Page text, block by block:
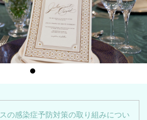
の感染症予防対策の取り組みについ